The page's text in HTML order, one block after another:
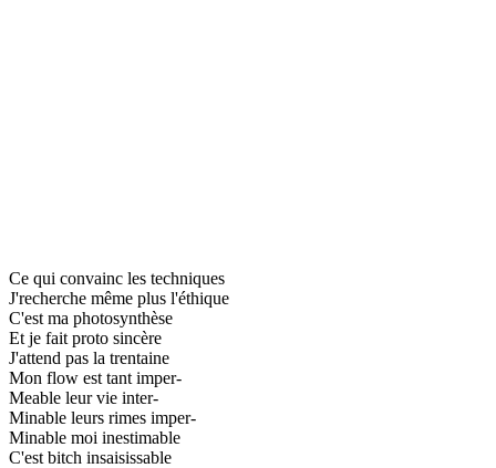
Ce qui convainc les techniques
J'recherche même plus l'éthique
C'est ma photosynthèse
Et je fait proto sincère
J'attend pas la trentaine
Mon flow est tant imper-
Meable leur vie inter-
Minable leurs rimes imper-
Minable moi inestimable
C'est bitch insaisissable